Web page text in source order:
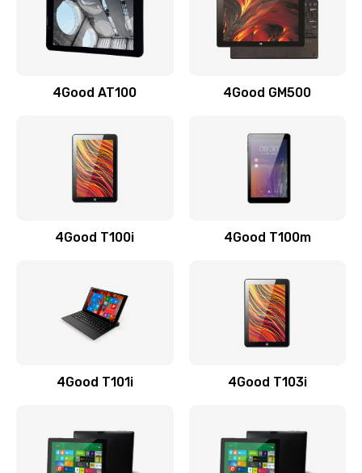
4Good AT100 4Good GM500
4Good T100i 4Good T100m
4Good T101i 4Good T103i